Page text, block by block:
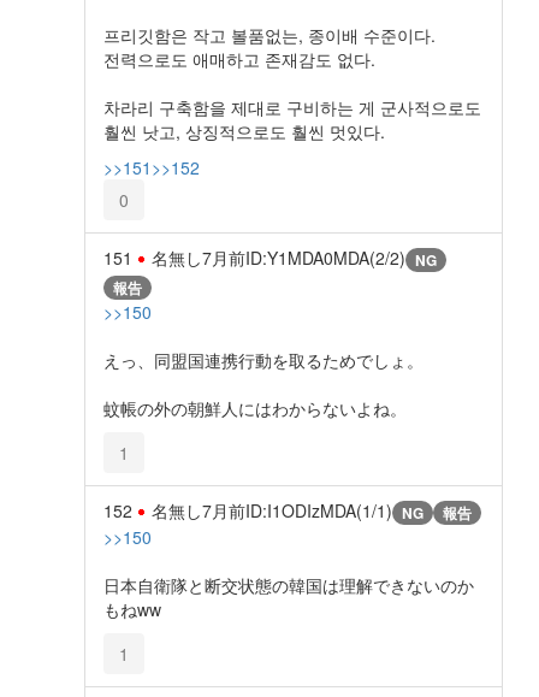
프리깃함은 작고 볼품없는, 종이배 수준이다.
전력으로도 애매하고 존재감도 없다.
차라리 구축함을 제대로 구비하는 게 군사적으로도
훨씬 낫고, 상징적으로도 훨씬 멋있다.
>>151 >>152
0
151 名無し7月前ID:Y1MDA0MDA(2/2) NG
報告
>>150
えっ、同盟国連携行動を取るためでしょ。
蚊帳の外の朝鮮人にはわからないよね。
1
152 名無し7月前ID:I1ODIzMDA(1/1) NG 報告
>>150
日本自衛隊と断交状態の韓国は理解できないのか
もねww
1